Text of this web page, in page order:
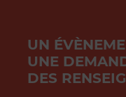
UN
UNE
DES